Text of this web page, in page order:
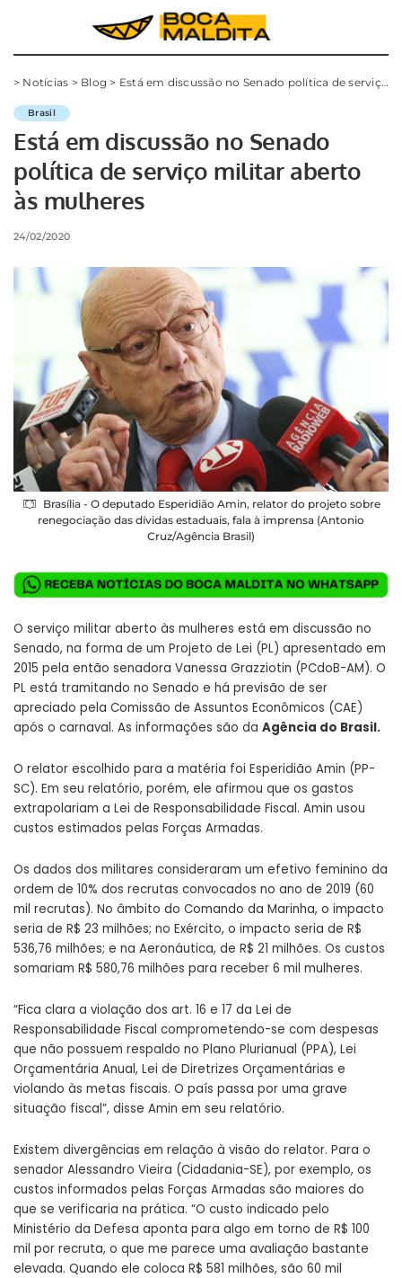
> Notícias > Blog > Está em discussão no Senado política de serviço militar aberto às mulheres
Brasil
Está em discussão no Senado
política de serviço militar aberto
às mulheres
24/02/2020
Brasília - O deputado Esperidião Amin, relator do projeto sobre
renegociação das dívidas estaduais, fala à imprensa (Antonio
Cruz/Agência Brasil)
O serviço militar aberto às mulheres está em discussão no
Senado, na forma de um Projeto de Lei (PL) apresentado em
2015 pela então senadora Vanessa Grazziotin (PCdoB-AM). O
PL está tramitando no Senado e há previsão de ser
apreciado pela Comissão de Assuntos Econômicos (CAE)
após o carnaval. As informações são da Agência do Brasil.
O relator escolhido para a matéria foi Esperidião Amin (PP-
SC). Em seu relatório, porém, ele afirmou que os gastos
extrapolariam a Lei de Responsabilidade Fiscal. Amin usou
custos estimados pelas Forças Armadas.
Os dados dos militares consideraram um efetivo feminino da
ordem de 10% dos recrutas convocados no ano de 2019 (60
mil recrutas). No âmbito do Comando da Marinha, o impacto
seria de R$ 23 milhões; no Exército, o impacto seria de R$
536,76 milhões; e na Aeronáutica, de R$ 21 milhões. Os custos
somariam R$ 580,76 milhões para receber 6 mil mulheres.
“Fica clara a violação dos art. 16 e 17 da Lei de
Responsabilidade Fiscal comprometendo-se com despesas
que não possuem respaldo no Plano Plurianual (PPA), Lei
Orçamentária Anual, Lei de Diretrizes Orçamentárias e
violando às metas fiscais. O país passa por uma grave
situação fiscal”, disse Amin em seu relatório.
Existem divergências em relação à visão do relator. Para o
senador Alessandro Vieira (Cidadania-SE), por exemplo, os
custos informados pelas Forças Armadas são maiores do
que se verificaria na prática. “O custo indicado pelo
Ministério da Defesa aponta para algo em torno de R$ 100
mil por recruta, o que me parece uma avaliação bastante
elevada. Quando ele coloca R$ 581 milhões, são 60 mil